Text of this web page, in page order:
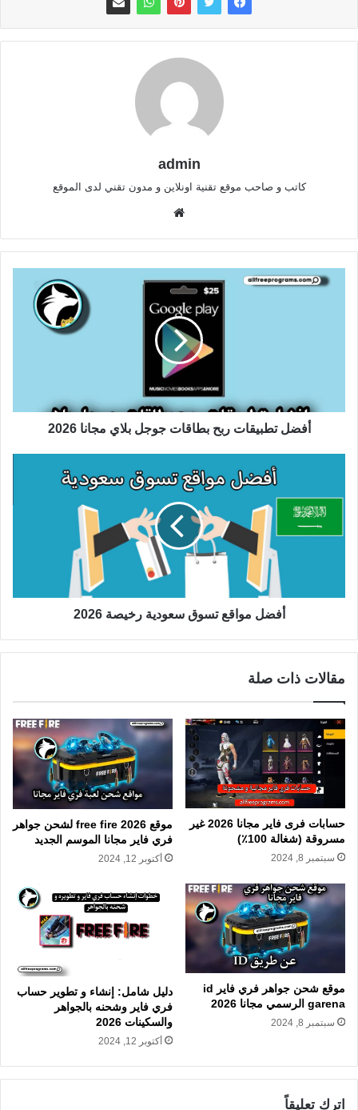
admin
كاتب و صاحب موقع تقنية اونلاين و مدون تقني لدى الموقع
أفضل تطبيقات ربح بطاقات جوجل بلاي مجانا 2026
أفضل مواقع تسوق سعودية رخيصة 2026
مقالات ذات صلة
حسابات فرى فاير مجانا 2026 غير
مسروقة (شغالة 100٪)
سبتمبر 8, 2024
موقع free fire 2026 لشحن جواهر
فري فاير مجانا الموسم الجديد
أكتوبر 12, 2024
موقع شحن جواهر فري فاير id
garena الرسمي مجانا 2026
سبتمبر 8, 2024
دليل شامل: إنشاء و تطوير حساب
فري فاير وشحنه بالجواهر
والسكينات 2026
أكتوبر 12, 2024
اترك تعليقاً